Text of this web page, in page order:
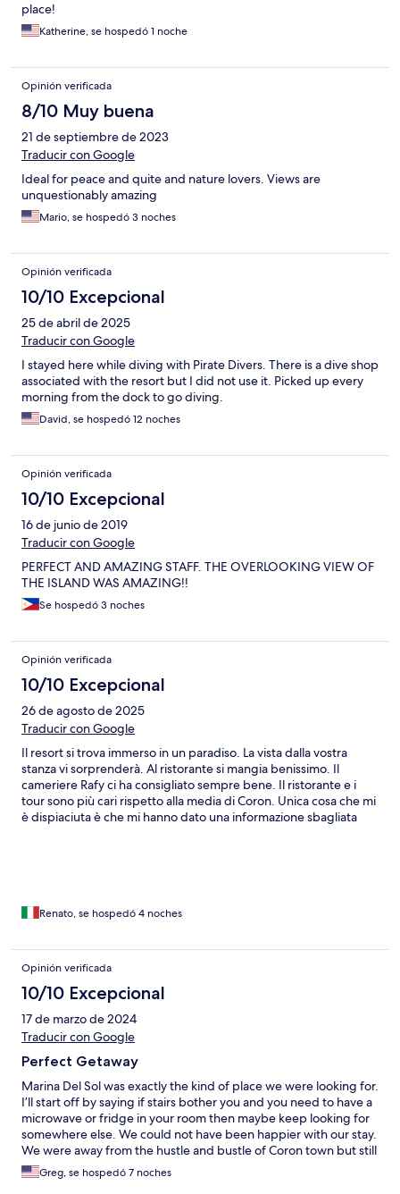
place!
Katherine, se hospedó 1 noche
Opinión verificada
8/10 Muy buena
21 de septiembre de 2023
Traducir con Google
Ideal for peace and quite and nature lovers. Views are
unquestionably amazing
Mario, se hospedó 3 noches
Opinión verificada
10/10 Excepcional
25 de abril de 2025
Traducir con Google
I stayed here while diving with Pirate Divers. There is a dive shop
associated with the resort but I did not use it. Picked up every
morning from the dock to go diving.
David, se hospedó 12 noches
Opinión verificada
10/10 Excepcional
16 de junio de 2019
Traducir con Google
PERFECT AND AMAZING STAFF. THE OVERLOOKING VIEW OF
THE ISLAND WAS AMAZING!!
Se hospedó 3 noches
Opinión verificada
10/10 Excepcional
26 de agosto de 2025
Traducir con Google
Il resort si trova immerso in un paradiso. La vista dalla vostra
stanza vi sorprenderà. Al ristorante si mangia benissimo. Il
cameriere Rafy ci ha consigliato sempre bene. Il ristorante e i
tour sono più cari rispetto alla media di Coron. Unica cosa che mi
è dispiaciuta è che mi hanno dato una informazione sbagliata
al meglio. Per noi, la più bella sistemazione a palawan, la
Renato, se hospedó 4 noches
Opinión verificada
10/10 Excepcional
17 de marzo de 2024
Traducir con Google
Perfect Getaway
Marina Del Sol was exactly the kind of place we were looking for.
I’ll start off by saying if stairs bother you and you need to have a
microwave or fridge in your room then maybe keep looking for
somewhere else. We could not have been happier with our stay.
We were away from the hustle and bustle of Coron town but still
had access to all the beautiful natural resources of the island. I
dove with D-divers 6 days in a row and took a private boat to
Greg, se hospedó 7 noches